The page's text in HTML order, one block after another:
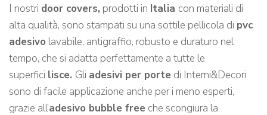
I nostri door covers, prodotti in Italia con materiali di
alta qualità, sono stampati su una sottile pellicola di pvc
adesivo lavabile, antigraffio, robusto e duraturo nel
tempo, che si adatta perfettamente a tutte le
superfici lisce. Gli adesivi per porte di Interni&Decori
sono di facile applicazione anche per i meno esperti,
grazie all’adesivo bubble free che scongiura la